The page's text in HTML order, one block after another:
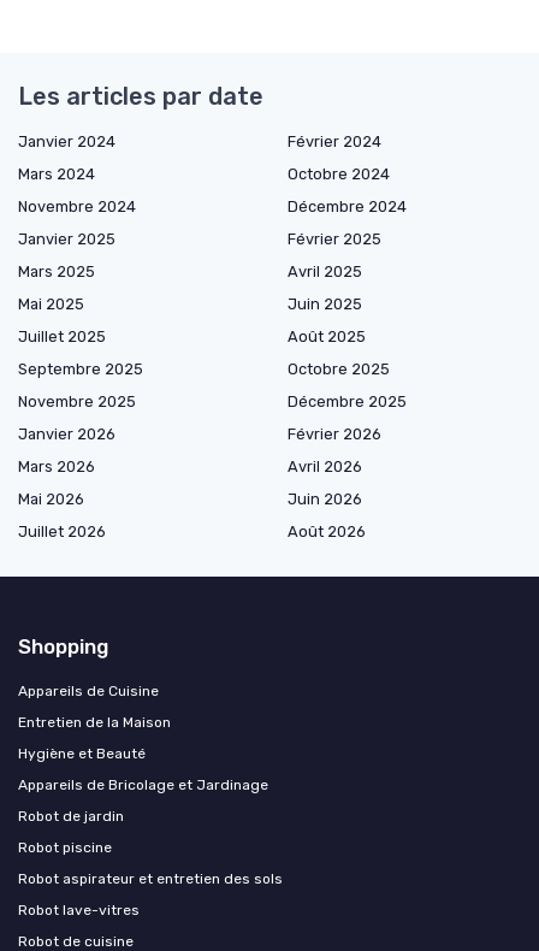
Les articles par date
Janvier 2024
Février 2024
Mars 2024
Octobre 2024
Novembre 2024
Décembre 2024
Janvier 2025
Février 2025
Mars 2025
Avril 2025
Mai 2025
Juin 2025
Juillet 2025
Août 2025
Septembre 2025
Octobre 2025
Novembre 2025
Décembre 2025
Janvier 2026
Février 2026
Mars 2026
Avril 2026
Mai 2026
Juin 2026
Juillet 2026
Août 2026
Shopping
Appareils de Cuisine
Entretien de la Maison
Hygiène et Beauté
Appareils de Bricolage et Jardinage
Robot de jardin
Robot piscine
Robot aspirateur et entretien des sols
Robot lave-vitres
Robot de cuisine